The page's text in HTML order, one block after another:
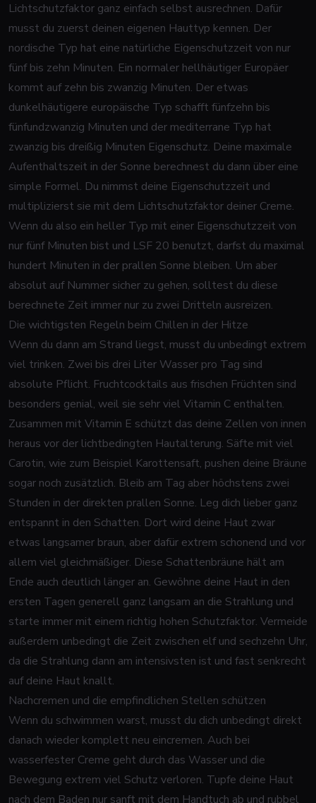
Lichtschutzfaktor ganz einfach selbst ausrechnen. Dafür
musst du zuerst deinen eigenen Hauttyp kennen. Der
nordische Typ hat eine natürliche Eigenschutzzeit von nur
fünf bis zehn Minuten. Ein normaler hellhäutiger Europäer
kommt auf zehn bis zwanzig Minuten. Der etwas
dunkelhäutigere europäische Typ schafft fünfzehn bis
fünfundzwanzig Minuten und der mediterrane Typ hat
zwanzig bis dreißig Minuten Eigenschutz. Deine maximale
Aufenthaltszeit in der Sonne berechnest du dann über eine
simple Formel. Du nimmst deine Eigenschutzzeit und
multiplizierst sie mit dem Lichtschutzfaktor deiner Creme.
Wenn du also ein heller Typ mit einer Eigenschutzzeit von
nur fünf Minuten bist und LSF 20 benutzt, darfst du maximal
hundert Minuten in der prallen Sonne bleiben. Um aber
absolut auf Nummer sicher zu gehen, solltest du diese
berechnete Zeit immer nur zu zwei Dritteln ausreizen.
Die wichtigsten Regeln beim Chillen in der Hitze
Wenn du dann am Strand liegst, musst du unbedingt extrem
viel trinken. Zwei bis drei Liter Wasser pro Tag sind
absolute Pflicht. Fruchtcocktails aus frischen Früchten sind
besonders genial, weil sie sehr viel Vitamin C enthalten.
Zusammen mit Vitamin E schützt das deine Zellen von innen
heraus vor der lichtbedingten Hautalterung. Säfte mit viel
Carotin, wie zum Beispiel Karottensaft, pushen deine Bräune
sogar noch zusätzlich. Bleib am Tag aber höchstens zwei
Stunden in der direkten prallen Sonne. Leg dich lieber ganz
entspannt in den Schatten. Dort wird deine Haut zwar
etwas langsamer braun, aber dafür extrem schonend und vor
allem viel gleichmäßiger. Diese Schattenbräune hält am
Ende auch deutlich länger an. Gewöhne deine Haut in den
ersten Tagen generell ganz langsam an die Strahlung und
starte immer mit einem richtig hohen Schutzfaktor. Vermeide
außerdem unbedingt die Zeit zwischen elf und sechzehn Uhr,
da die Strahlung dann am intensivsten ist und fast senkrecht
auf deine Haut knallt.
Nachcremen und die empfindlichen Stellen schützen
Wenn du schwimmen warst, musst du dich unbedingt direkt
danach wieder komplett neu eincremen. Auch bei
wasserfester Creme geht durch das Wasser und die
Bewegung extrem viel Schutz verloren. Tupfe deine Haut
nach dem Baden nur sanft mit dem Handtuch ab und rubbel